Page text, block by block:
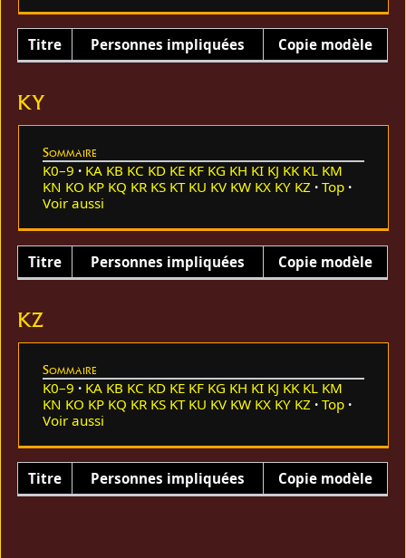
Titre Personnes impliquées Copie modèle
KY
Sommaire
K0–9 KA KB KC KD KE KF KG KH KI KJ KK KL KM
KN KO KP KQ KR KS KT KU KV KW KX KY KZ
Top
Voir aussi
Titre Personnes impliquées Copie modèle
KZ
Sommaire
K0–9 KA KB KC KD KE KF KG KH KI KJ KK KL KM
KN KO KP KQ KR KS KT KU KV KW KX KY KZ
Top
Voir aussi
Titre Personnes impliquées Copie modèle